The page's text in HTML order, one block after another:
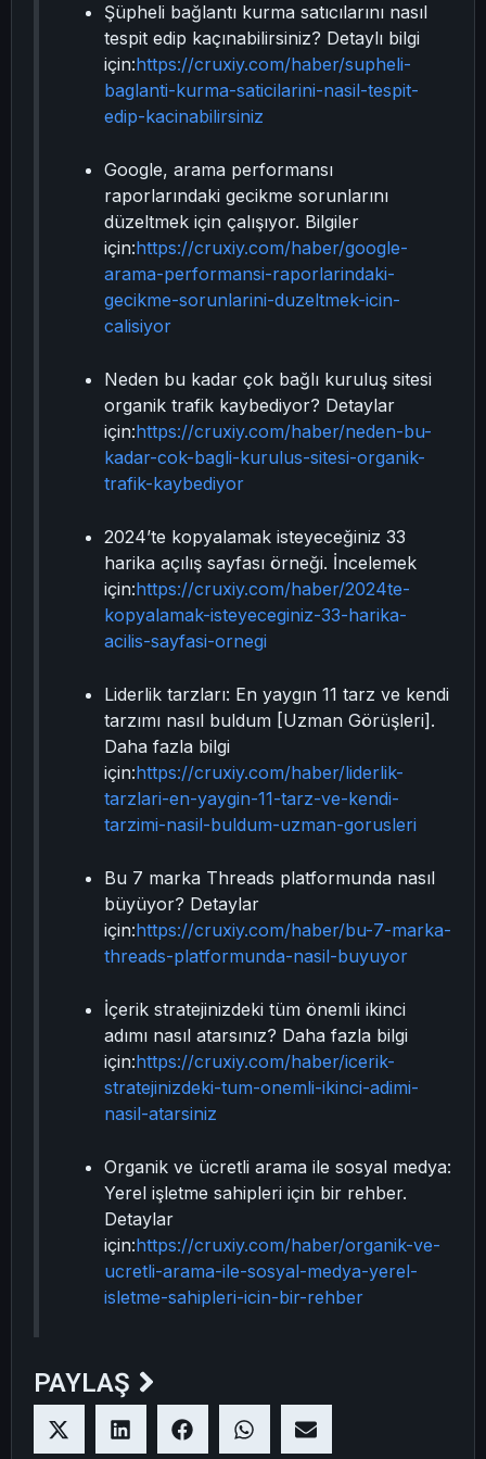
Şüpheli bağlantı kurma satıcılarını nasıl
tespit edip kaçınabilirsiniz? Detaylı bilgi
için:https://cruxiy.com/haber/supheli-
baglanti-kurma-saticilarini-nasil-tespit-
edip-kacinabilirsiniz
Google, arama performansı
raporlarındaki gecikme sorunlarını
düzeltmek için çalışıyor. Bilgiler
için:https://cruxiy.com/haber/google-
arama-performansi-raporlarindaki-
gecikme-sorunlarini-duzeltmek-icin-
calisiyor
Neden bu kadar çok bağlı kuruluş sitesi
organik trafik kaybediyor? Detaylar
için:https://cruxiy.com/haber/neden-bu-
kadar-cok-bagli-kurulus-sitesi-organik-
trafik-kaybediyor
2024’te kopyalamak isteyeceğiniz 33
harika açılış sayfası örneği. İncelemek
için:https://cruxiy.com/haber/2024te-
kopyalamak-isteyeceginiz-33-harika-
acilis-sayfasi-ornegi
Liderlik tarzları: En yaygın 11 tarz ve kendi
tarzımı nasıl buldum [Uzman Görüşleri].
Daha fazla bilgi
için:https://cruxiy.com/haber/liderlik-
tarzlari-en-yaygin-11-tarz-ve-kendi-
tarzimi-nasil-buldum-uzman-gorusleri
Bu 7 marka Threads platformunda nasıl
büyüyor? Detaylar
için:https://cruxiy.com/haber/bu-7-marka-
threads-platformunda-nasil-buyuyor
İçerik stratejinizdeki tüm önemli ikinci
adımı nasıl atarsınız? Daha fazla bilgi
için:https://cruxiy.com/haber/icerik-
stratejinizdeki-tum-onemli-ikinci-adimi-
nasil-atarsiniz
Organik ve ücretli arama ile sosyal medya:
Yerel işletme sahipleri için bir rehber.
Detaylar
için:https://cruxiy.com/haber/organik-ve-
ucretli-arama-ile-sosyal-medya-yerel-
isletme-sahipleri-icin-bir-rehber
PAYLAŞ